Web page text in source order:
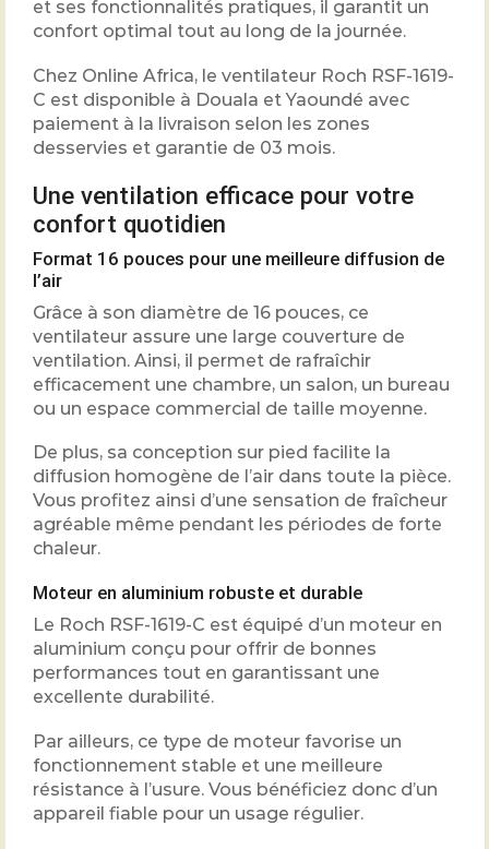
et ses fonctionnalités pratiques, il garantit un
confort optimal tout au long de la journée.
Chez Online Africa, le ventilateur Roch RSF-1619-
C est disponible à Douala et Yaoundé avec
paiement à la livraison selon les zones
desservies et garantie de 03 mois.
Une ventilation efficace pour votre
confort quotidien
Format 16 pouces pour une meilleure diffusion de
l’air
Grâce à son diamètre de 16 pouces, ce
ventilateur assure une large couverture de
ventilation. Ainsi, il permet de rafraîchir
efficacement une chambre, un salon, un bureau
ou un espace commercial de taille moyenne.
De plus, sa conception sur pied facilite la
diffusion homogène de l’air dans toute la pièce.
Vous profitez ainsi d’une sensation de fraîcheur
agréable même pendant les périodes de forte
chaleur.
Moteur en aluminium robuste et durable
Le Roch RSF-1619-C est équipé d’un moteur en
aluminium conçu pour offrir de bonnes
performances tout en garantissant une
excellente durabilité.
Par ailleurs, ce type de moteur favorise un
fonctionnement stable et une meilleure
résistance à l’usure. Vous bénéficiez donc d’un
appareil fiable pour un usage régulier.